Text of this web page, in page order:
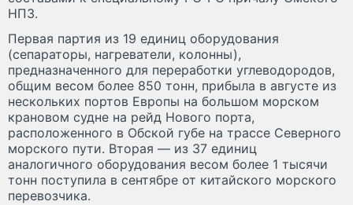
НПЗ.
Первая партия из 19 единиц оборудования
(сепараторы, нагреватели, колонны),
предназначенного для переработки углеводородов,
общим весом более 850 тонн, прибыла в августе из
нескольких портов Европы на большом морском
крановом судне на рейд Нового порта,
расположенного в Обской губе на трассе Северного
морского пути. Вторая — из 37 единиц
аналогичного оборудования весом более 1 тысячи
тонн поступила в сентябре от китайского морского
перевозчика.